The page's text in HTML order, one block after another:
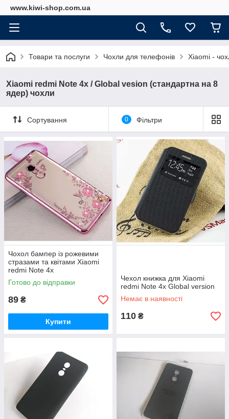
www.kiwi-shop.com.ua
Товари та послуги Чохли для телефонів Xiaomi -
Xiaomi redmi Note 4x / Global vesion (стандартна на 8
ядер) чохли
Сортування 0 Фільтри
Чохол бампер із рожевими
стразами та квітами Xiaomi
redmi Note 4x
Готово до відправки
89 ₴
Купити
Чехол книжка для Xiaomi
redmi Note 4x Global version
Немає в наявності
110 ₴